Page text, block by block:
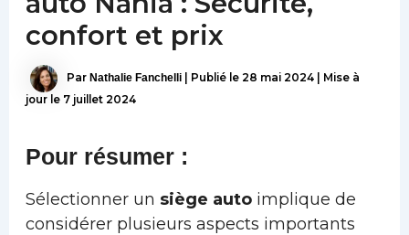
confort et prix
Par Nathalie Fanchelli Publié le 28 mai 2024
Mise à
jour le 7 juillet 2024
Pour résumer :
Sélectionner un siège autoimplique de
considérer plusieurs aspects importants